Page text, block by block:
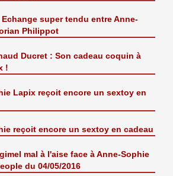
Echange super tendu entre Anne-
Philippot
Ducret : Son cadeau coquin à
!
Lapix reçoit encore un sextoy en
reçoit encore un sextoy en cadeau
mal à l'aise face à Anne-Sophie
du 04/05/2016